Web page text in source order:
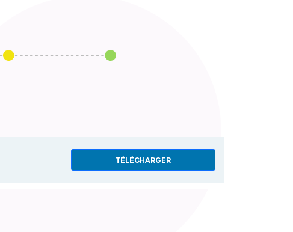
TÉLÉCHARGER